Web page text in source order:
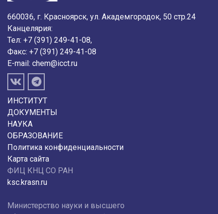
660036, г. Красноярск, ул. Академгородок, 50 стр.24
Канцелярия:
Тел: +7 (391) 249-41-08,
Факс: +7 (391) 249-41-08
E-mail: chem@icct.ru
ИНСТИТУТ
ДОКУМЕНТЫ
НАУКА
ОБРАЗОВАНИЕ
Политика конфиденциальности
Карта сайта
ФИЦ КНЦ СО РАН
ksc.krasn.ru
Министерство науки и высшего